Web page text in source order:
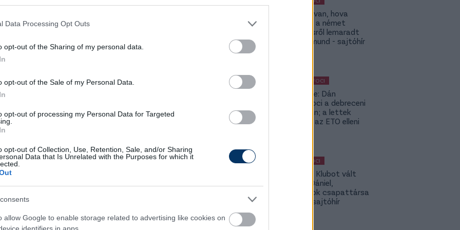
Data Processing Opt Outs
opt-out of the Sharing of my personal data.
opt-out of the Sale of my Personal Data.
opt-out of processing my Personal Data for Targeted
opt-out of Collection, Use, Retention, Sale, and/or Sharing
Data that Is Unrelated with the Purposes for which it
allow Google to enable storage related to advertising like cookies on
identifiers in apps.
volt az öröm (1986 és 1989 között a Barca
komoly felháborodással fogadták a Real-
oldalakon, hiszen az egykori aranylabdás
legnagyobb riválisának számító
erről megfeledkezett alighanem a
ETO: Megvan, hova
igazolhat a német
szerződésről lemaradt
Tóth Rajmund - sajtóhír
KÜLFÖLDI FOCI
Lapszemle: Dán
szambafoci a debreceni
szaunában; a lettek
kevesellik az ETO elleni
MAGYAR FOCI
Légiósok: Klubot vált
Gazdag Dániel,
világbajnok csapattársa
is lehet - sajtóhír